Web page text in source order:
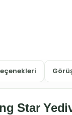
Star